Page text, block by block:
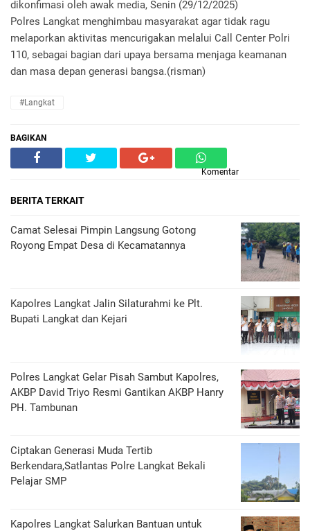
dikonfimasi oleh awak media, Senin (29/12/2025)
Polres Langkat menghimbau masyarakat agar tidak ragu
melaporkan aktivitas mencurigakan melalui Call Center Polri
110, sebagai bagian dari upaya bersama menjaga keamanan
dan masa depan generasi bangsa.(risman)
#Langkat
BAGIKAN
Komentar
BERITA TERKAIT
Camat Selesai Pimpin Langsung Gotong
Royong Empat Desa di Kecamatannya
Kapolres Langkat Jalin Silaturahmi ke Plt.
Bupati Langkat dan Kejari
Polres Langkat Gelar Pisah Sambut Kapolres,
AKBP David Triyo Resmi Gantikan AKBP Hanry
PH. Tambunan
Ciptakan Generasi Muda Tertib
Berkendara,Satlantas Polre Langkat Bekali
Pelajar SMP
Kapolres Langkat Salurkan Bantuan untuk